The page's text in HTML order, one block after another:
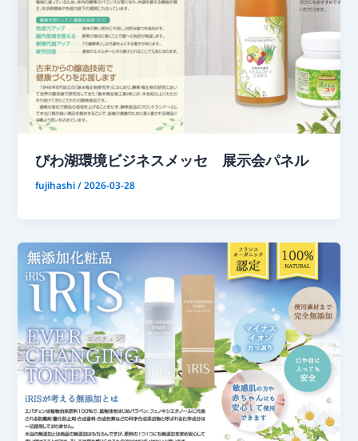
びわ湖環境ビジネスメッセ 展示会パネル
fujihashi/2026-03-28